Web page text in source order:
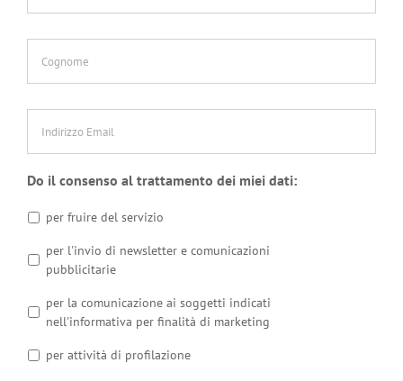
Cognome *
Indirizzo
Email *
Do il consenso al trattamento dei miei dati:
per fruire del servizio
per l'invio di newsletter e comunicazioni
pubblicitarie
per la comunicazione ai soggetti indicati
nell'informativa per finalità di marketing
per attività di profilazione